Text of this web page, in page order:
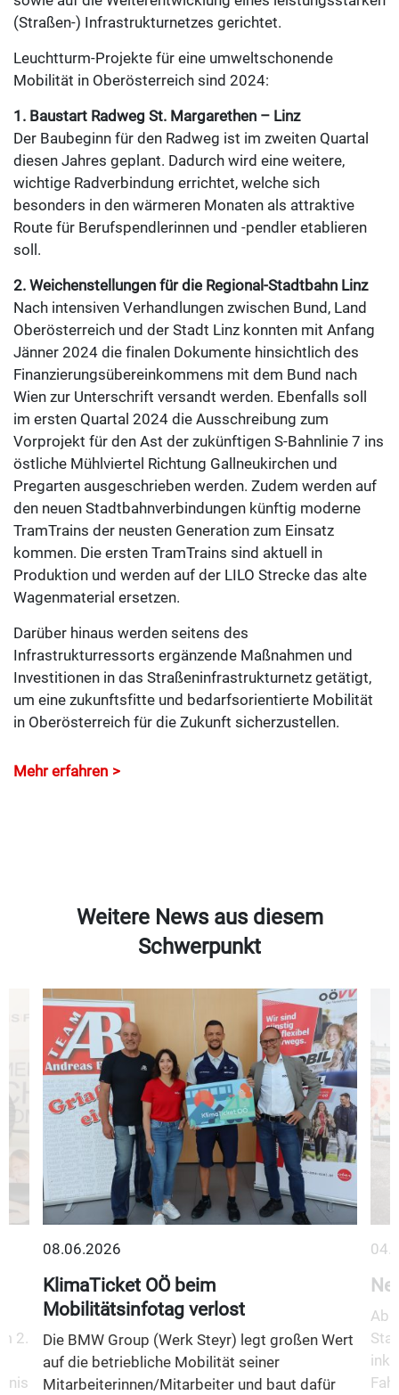
(Straßen-) Infrastrukturnetzes gerichtet.
Leuchtturm-Projekte für eine umweltschonende
Mobilität in Oberösterreich sind 2024:
1. Baustart Radweg St. Margarethen – Linz
Der Baubeginn für den Radweg ist im zweiten Quartal
diesen Jahres geplant. Dadurch wird eine weitere,
wichtige Radverbindung errichtet, welche sich
besonders in den wärmeren Monaten als attraktive
Route für Berufspendlerinnen und -pendler etablieren
soll.
2. Weichenstellungen für die Regional-Stadtbahn Linz
Nach intensiven Verhandlungen zwischen Bund, Land
Oberösterreich und der Stadt Linz konnten mit Anfang
Jänner 2024 die finalen Dokumente hinsichtlich des
Finanzierungsübereinkommens mit dem Bund nach
Wien zur Unterschrift versandt werden. Ebenfalls soll
im ersten Quartal 2024 die Ausschreibung zum
Vorprojekt für den Ast der zukünftigen S-Bahnlinie 7 ins
östliche Mühlviertel Richtung Gallneukirchen und
Pregarten ausgeschrieben werden. Zudem werden auf
den neuen Stadtbahnverbindungen künftig moderne
TramTrains der neusten Generation zum Einsatz
kommen. Die ersten TramTrains sind aktuell in
Produktion und werden auf der LILO Strecke das alte
Wagenmaterial ersetzen.
Darüber hinaus werden seitens des
Infrastrukturressorts ergänzende Maßnahmen und
Investitionen in das Straßeninfrastrukturnetz getätigt,
um eine zukunftsfitte und bedarfsorientierte Mobilität
in Oberösterreich für die Zukunft sicherzustellen.
Mehr erfahren
Weitere News aus diesem
Schwerpunkt
2.
08.06.2026
KlimaTicket OÖ beim
Mobilitätsinfotag verlost
Die BMW Group (Werk Steyr) legt großen Wert
auf die betriebliche Mobilität seiner
Mitarbeiterinnen/Mitarbeiter und baut dafür
Ab